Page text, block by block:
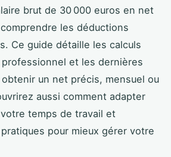
brut de 30 000 euros en net
les déductions
Ce guide détaille les calculs
et les dernières
un net précis, mensuel ou
aussi comment adapter
temps de travail et
pour mieux gérer votre